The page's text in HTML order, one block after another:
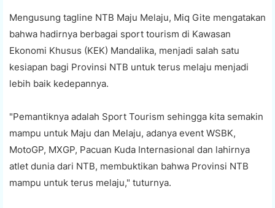
Mengusung tagline NTB Maju Melaju, Miq Gite mengatakan
bahwa hadirnya berbagai sport tourism di Kawasan
Ekonomi Khusus (KEK) Mandalika, menjadi salah satu
kesiapan bagi Provinsi NTB untuk terus melaju menjadi
lebih baik kedepannya.
"Pemantiknya adalah Sport Tourism sehingga kita semakin
mampu untuk Maju dan Melaju, adanya event WSBK,
MotoGP, MXGP, Pacuan Kuda Internasional dan lahirnya
atlet dunia dari NTB, membuktikan bahwa Provinsi NTB
mampu untuk terus melaju," tuturnya.